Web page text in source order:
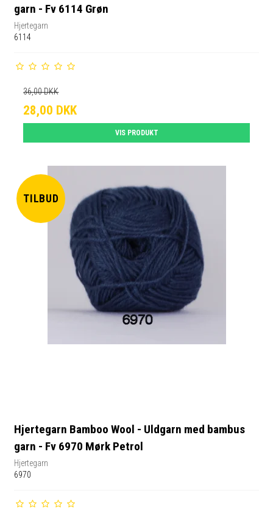
garn - Fv 6114 Grøn
Hjertegarn
6114
36,00 DKK
28,00 DKK
VIS PRODUKT
TILBUD
Hjertegarn Bamboo Wool - Uldgarn med bambus
garn - Fv 6970 Mørk Petrol
Hjertegarn
6970